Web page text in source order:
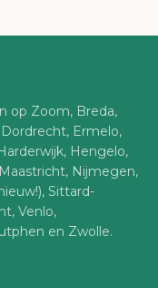
op Zoom, Breda,
Ermelo,
Hengelo,
Nijmegen,
Sittard-
Venlo,
en Zwolle.